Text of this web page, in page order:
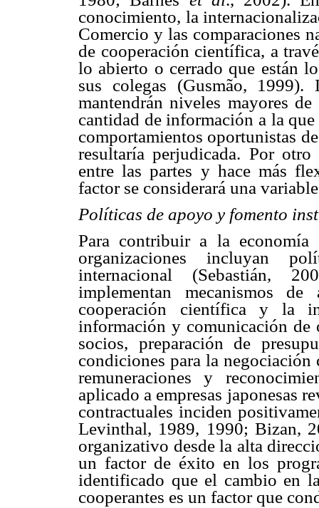
conocimiento, la
Comercio y las comparaciones
de cooperación científica, a
lo abierto o cerrado que están
sus colegas (Gusmão, 1999).
mantendrán niveles mayores
cantidad de información a la
comportamientos oportunistas
resultaría perjudicada. Por
entre las partes y hace más
factor se considerará una
Políticas de apoyo y fomento
Para contribuir a la
organizaciones incluyan
internacional (Sebastián,
implementan mecanismos
cooperación científica y la
información y comunicación de
socios, preparación de
condiciones para la
remuneraciones y
aplicado a empresas japonesas
contractuales inciden
Levinthal, 1989, 1990; Bizan,
organizativo desde la alta
un factor de éxito en los
identificado que el cambio en
cooperantes es un factor que